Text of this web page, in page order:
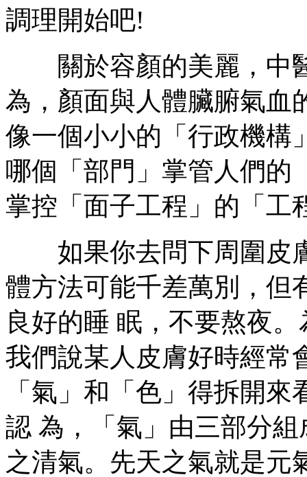
調理開始吧!
關於容顏的美麗，中
為，顏面與人體臟腑氣血
像一個小小的「行政機構
哪個「部門」掌管人們的
掌控「面子工程」的「工
如果你去問下周圍皮
體方法可能千差萬別，但
良好的睡 眠，不要熬夜
我們說某人皮膚好時經常
「氣」和「色」得拆開
認 為，「氣」由三部分
之清氣。先天之氣就是元